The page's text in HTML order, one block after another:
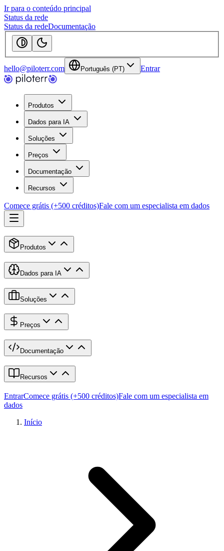
Ir para o conteúdo principal
Status da rede
Status da redeDocumentação
hello@piloterr.com Português (PT) Entrar
Produtos
Dados para IA
Soluções
Preços
Documentação
Recursos
Comece grátis (+500 créditos)Fale com um especialista em dados
Produtos
Dados para IA
Soluções
Preços
Documentação
Recursos
EntrarComece grátis (+500 créditos)Fale com um especialista em
dados
Início